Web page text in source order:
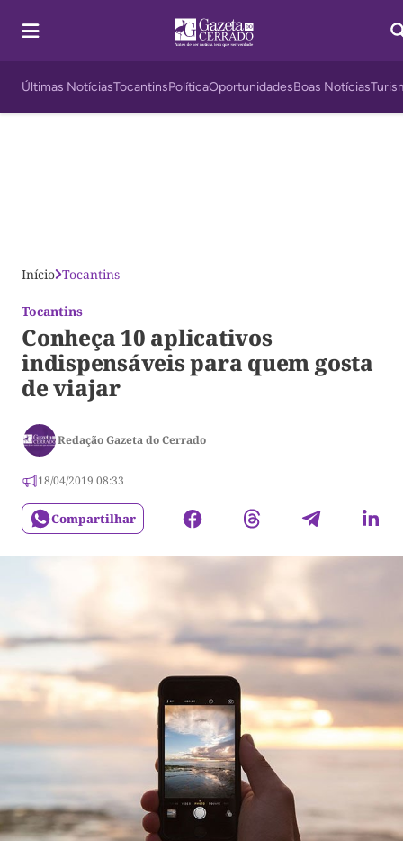
Últimas NotíciasTocantinsPolíticaOportunidadesBoas Notícias
Início Tocantins
Tocantins
Conheça 10 aplicativos
indispensáveis para quem gosta
de viajar
Redação Gazeta do Cerrado
18/04/2019 08:33
Compartilhar